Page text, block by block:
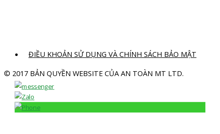
ĐIỀU KHOẢN SỬ DỤNG VÀ CHÍNH SÁCH BẢO MẬT
© 2017 BẢN QUYỀN WEBSITE CỦA AN TOÀN MT LTD.